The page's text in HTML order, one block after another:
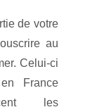
de votre
au
Celui-ci
France
les